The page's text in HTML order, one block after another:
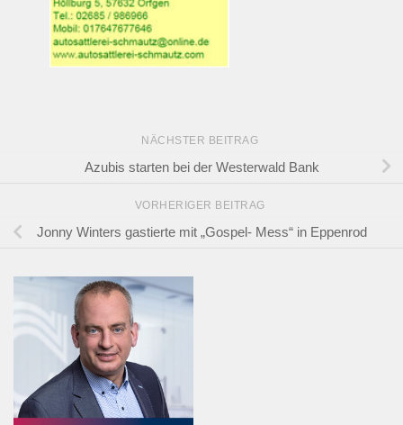
NÄCHSTER BEITRAG
Azubis starten bei der Westerwald Bank
VORHERIGER BEITRAG
Jonny Winters gastierte mit „Gospel- Mess“ in Eppenrod